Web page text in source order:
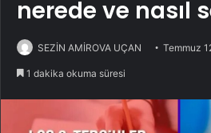
nerede ve nasıl
SEZİN AMİROVA UÇAN Temmuz
1 dakika okuma süresi